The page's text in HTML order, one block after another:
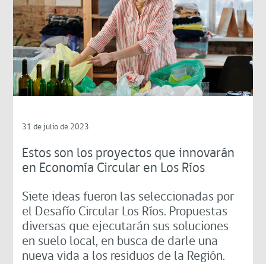
31 de julio de 2023
Estos son los proyectos que innovarán
en Economía Circular en Los Ríos
Siete ideas fueron las seleccionadas por
el Desafío Circular Los Ríos. Propuestas
diversas que ejecutarán sus soluciones
en suelo local, en busca de darle una
nueva vida a los residuos de la Región.